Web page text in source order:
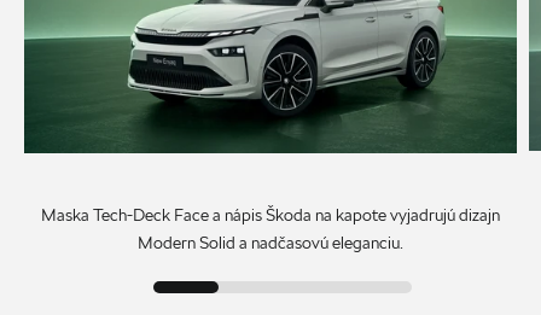
Maska Tech-Deck Face a nápis Škoda na kapote vyjadrujú dizajn
Modern Solid a nadčasovú eleganciu.